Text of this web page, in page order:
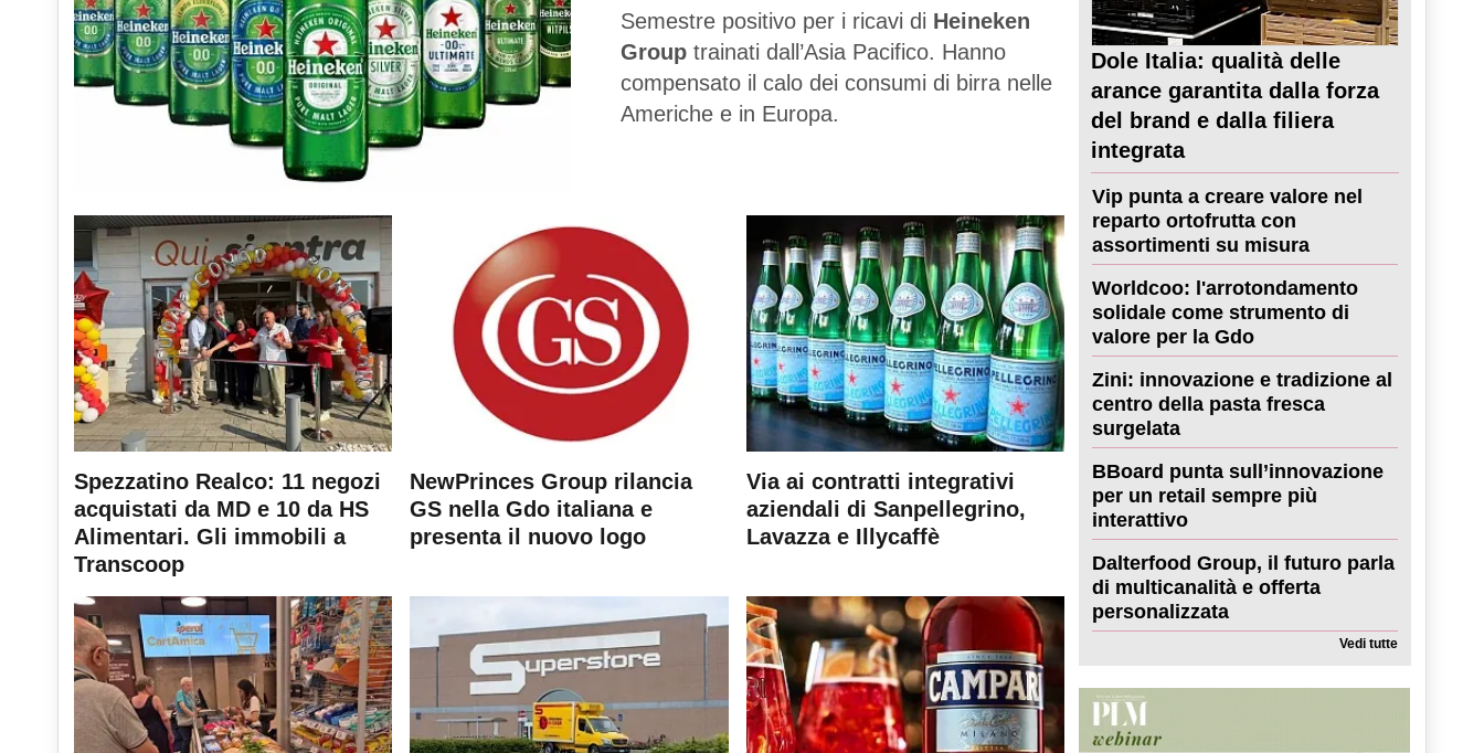
Semestre positivo per i ricavi di Heineken
Group trainati dall’Asia Pacifico. Hanno
compensato il calo dei consumi di birra nelle
Americhe e in Europa.
Spezzatino Realco: 11 negozi
acquistati da MD e 10 da HS
Alimentari. Gli immobili a
Transcoop
NewPrinces Group rilancia
GS nella Gdo italiana e
presenta il nuovo logo
Via ai contratti integrativi
aziendali di Sanpellegrino,
Lavazza e Illycaffè
Dole Italia: qualità delle
arance garantita dalla forza
del brand e dalla filiera
integrata
Vip punta a creare valore nel
reparto ortofrutta con
assortimenti su misura
Worldcoo: l'arrotondamento
solidale come strumento di
valore per la Gdo
Zini: innovazione e tradizione al
centro della pasta fresca
surgelata
BBoard punta sull’innovazione
per un retail sempre più
interattivo
Dalterfood Group, il futuro parla
di multicanalità e offerta
personalizzata
Vedi tutte